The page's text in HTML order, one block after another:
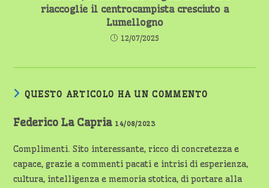
riaccoglie il centrocampista cresciuto a
Lumellogno
12/07/2025
QUESTO ARTICOLO HA UN COMMENTO
Federico La Capria 14/08/2023
Complimenti. Sito interessante, ricco di concretezza e
capace, grazie a commenti pacati e intrisi di esperienza,
cultura, intelligenza e memoria stotica, di portare alla